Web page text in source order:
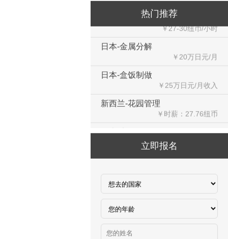
热门推荐￥27-30纽币/小时
￥时薪：27.76纽币
新西兰-包装工
￥时薪：27.76纽币
新西兰保姆
￥年薪20左右
赴新西兰地板、地毯厂
￥时薪：27.76-28纽币
急赴新西兰石材加工、台面师傅
立即报名